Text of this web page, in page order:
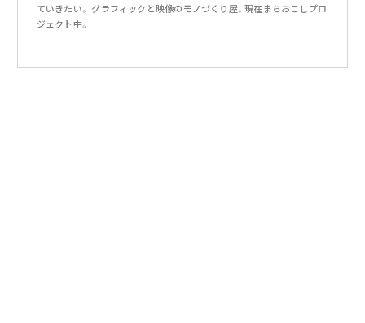
ていきたい。 グラフィックと映像のモノづくり屋。現在まちおこしプロ
ジェクト中。